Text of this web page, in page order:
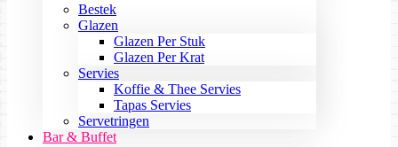
Bestek
Glazen
Glazen Per Stuk
Glazen Per Krat
Servies
Koffie & Thee Servies
Tapas Servies
Servetringen
Bar & Buffet